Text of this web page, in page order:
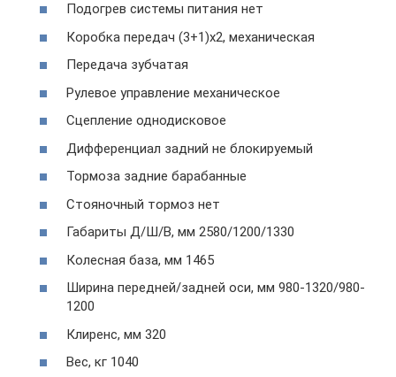
Подогрев системы питания нет
Коробка передач (3+1)х2, механическая
Передача зубчатая
Рулевое управление механическое
Сцепление однодисковое
Дифференциал задний не блокируемый
Тормоза задние барабанные
Стояночный тормоз нет
Габариты Д/Ш/В, мм 2580/1200/1330
Колесная база, мм 1465
Ширина передней/задней оси, мм 980-1320/980-
1200
Клиренс, мм 320
Вес, кг 1040